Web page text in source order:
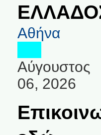
Αθήνα
Αύγουστος
06, 2026